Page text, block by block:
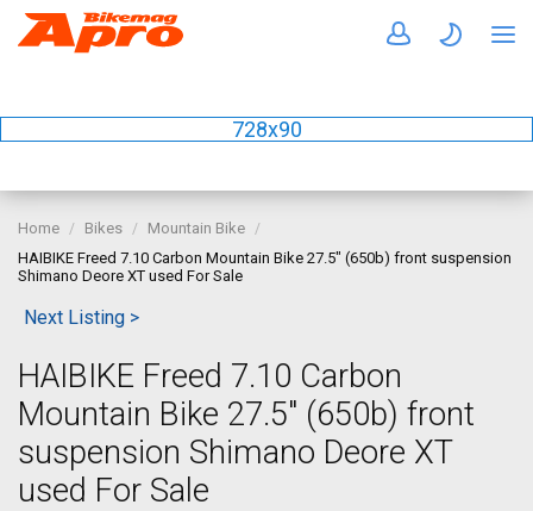
728x90
Home Bikes
Mountain Bike
HAIBIKE Freed 7.10 Carbon Mountain Bike 27.5" (650b) front suspension
Shimano Deore XT used For Sale
Next Listing >
HAIBIKE Freed 7.10 Carbon
Mountain Bike 27.5" (650b) front
suspension Shimano Deore XT
used For Sale